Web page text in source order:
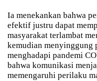
Ia menekankan bahwa
efektif justru dapat
masyarakat terlambat
kemudian menyinggung
menghadapi pandemi
bahwa komunikasi
memengaruhi perilaku